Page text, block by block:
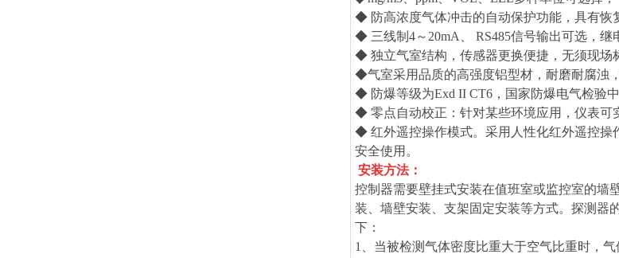
◆ 防高浓度气体冲击的自动保护功能，具有恢
◆ 三线制4～20mA、 RS485信号输出可选，继
◆ 独立气室结构，传感器更换便捷，无须现场
◆气室采用品质的高强度铝型材，耐磨耐腐浊
◆ 防爆等级为Exd II CT6，国家防爆电气检验中
◆ 零点自动校正：针对某些环境应用，仪表可
◆ 红外遥控操作模式。采用人性化红外遥控操
安全使用。
安装方法：
控制器需要壁挂式安装在值班室或监控室的墙
装、墙壁安装、支架固定安装等方式。探测器
下：
1、当被检测气体密度比重大于空气比重时，